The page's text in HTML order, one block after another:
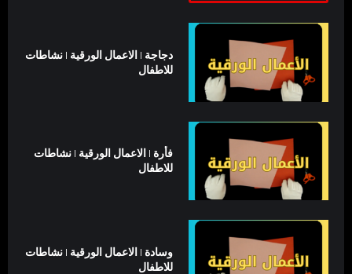
دجاجة | الاعمال الورقية | نشاطات
للاطفال
فأرة | الاعمال الورقية | نشاطات
للاطفال
وسادة | الاعمال الورقية | نشاطات
للاطفال